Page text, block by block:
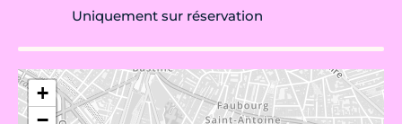
Uniquement sur réservation
+